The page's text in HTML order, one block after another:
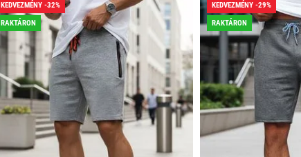
KEDVEZMÉNY -32%
RAKTÁRON
KEDVEZMÉNY -29%
RAKTÁRON